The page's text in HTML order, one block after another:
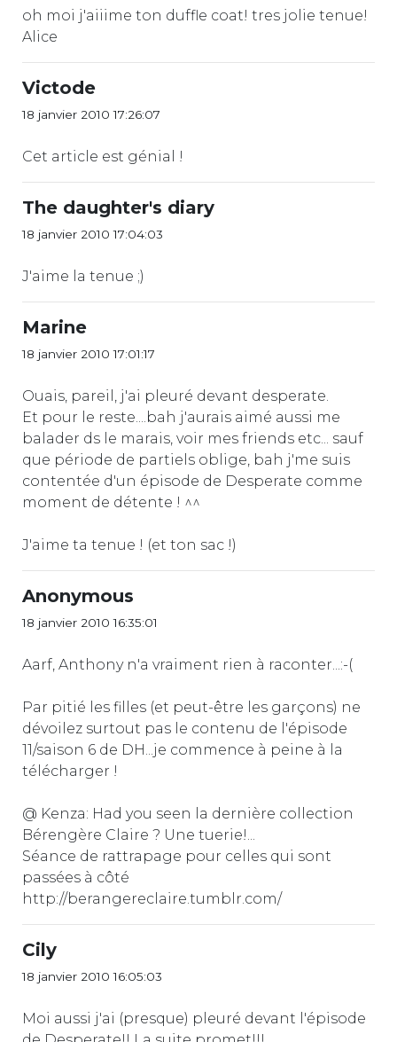
oh moi j'aiiime ton duffle coat! tres jolie tenue!
Alice
Victode
18 janvier 2010 17:26:07
Cet article est génial !
The daughter's diary
18 janvier 2010 17:04:03
J'aime la tenue ;)
Marine
18 janvier 2010 17:01:17
Ouais, pareil, j'ai pleuré devant desperate.
Et pour le reste....bah j'aurais aimé aussi me
balader ds le marais, voir mes friends etc... sauf
que période de partiels oblige, bah j'me suis
contentée d'un épisode de Desperate comme
moment de détente ! ^^
J'aime ta tenue ! (et ton sac !)
Anonymous
18 janvier 2010 16:35:01
Aarf, Anthony n'a vraiment rien à raconter...:-(
Par pitié les filles (et peut-être les garçons) ne
dévoilez surtout pas le contenu de l'épisode
11/saison 6 de DH...je commence à peine à la
télécharger !
@ Kenza: Had you seen la dernière collection
Bérengère Claire ? Une tuerie!...
Séance de rattrapage pour celles qui sont
passées à côté
http://berangereclaire.tumblr.com/
Cily
18 janvier 2010 16:05:03
Moi aussi j'ai (presque) pleuré devant l'épisode